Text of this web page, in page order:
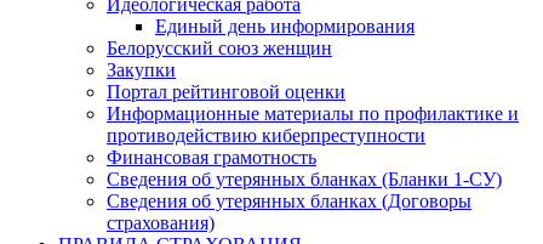
Идеологическая работа
Единый день информирования
Белорусский союз женщин
Закупки
Портал рейтинговой оценки
Информационные материалы по профилактике и
противодействию киберпреступности
Финансовая грамотность
Сведения об утерянных бланках (Бланки 1-СУ)
Сведения об утерянных бланках (Договоры
страхования)